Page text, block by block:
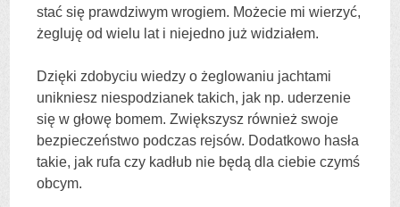
stać się prawdziwym wrogiem. Możecie mi wierzyć,
żegluję od wielu lat i niejedno już widziałem.
Dzięki zdobyciu wiedzy o żeglowaniu jachtami
unikniesz niespodzianek takich, jak np. uderzenie
się w głowę bomem. Zwiększysz również swoje
bezpieczeństwo podczas rejsów. Dodatkowo hasła
takie, jak rufa czy kadłub nie będą dla ciebie czymś
obcym.